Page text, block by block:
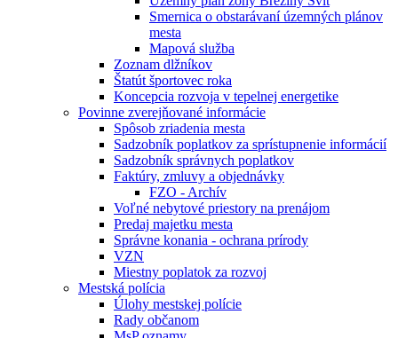
Smernica o obstarávaní územných plánov
mesta
Mapová služba
Zoznam dlžníkov
Štatút športovec roka
Koncepcia rozvoja v tepelnej energetike
Povinne zverejňované informácie
Spôsob zriadenia mesta
Sadzobník poplatkov za sprístupnenie informácií
Sadzobník správnych poplatkov
Faktúry, zmluvy a objednávky
FZO - Archív
Voľné nebytové priestory na prenájom
Predaj majetku mesta
Správne konania - ochrana prírody
VZN
Miestny poplatok za rozvoj
Mestská polícia
Úlohy mestskej polície
Rady občanom